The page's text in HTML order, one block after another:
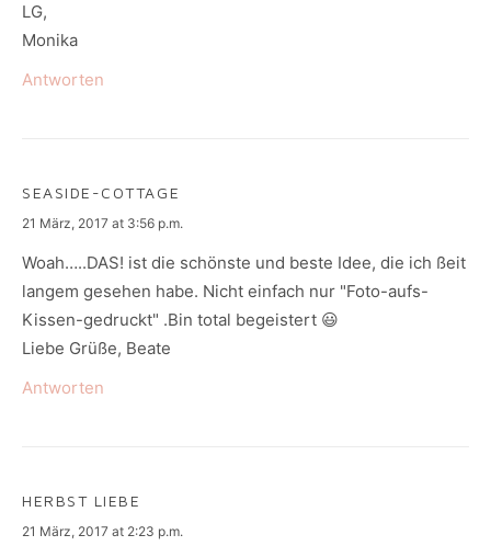
LG,
Monika
Antworten
SEASIDE-COTTAGE
says:
21 März, 2017 at 3:56 p.m.
Woah…..DAS! ist die schönste und beste Idee, die ich ßeit
langem gesehen habe. Nicht einfach nur "Foto-aufs-
Kissen-gedruckt" .Bin total begeistert 😃
Liebe Grüße, Beate
Antworten
HERBST LIEBE
says:
21 März, 2017 at 2:23 p.m.